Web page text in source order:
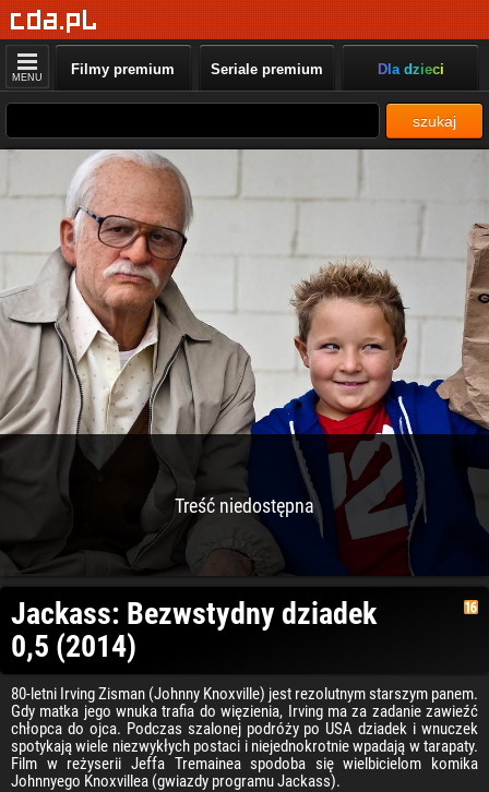
MENU Filmy premium Seriale premium Dla dzieci
szukaj
Treść niedostępna
Jackass: Bezwstydny dziadek
0,5 (2014)
80-letni Irving Zisman (Johnny Knoxville) jest rezolutnym starszym panem.
Gdy matka jego wnuka trafia do więzienia, Irving ma za zadanie zawieźć
chłopca do ojca. Podczas szalonej podróży po USA dziadek i wnuczek
spotykają wiele niezwykłych postaci i niejednokrotnie wpadają w tarapaty.
Film w reżyserii Jeffa Tremainea spodoba się wielbicielom komika
Johnnyego Knoxvillea (gwiazdy programu Jackass).